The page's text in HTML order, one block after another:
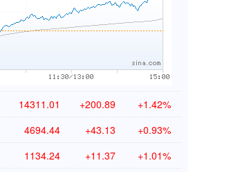
14311.01 +200.89 +1.42%
4694.44 +43.13 +0.93%
1134.24 +11.37 +1.01%